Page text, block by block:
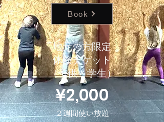
Book
地元の方限定
体験チケット
（子供・学生）
¥2,000
２週間使い放題